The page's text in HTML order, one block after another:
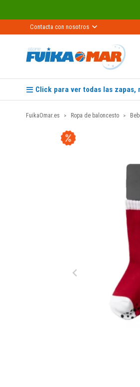
Contacta con nosotros
Click para ver todas las zapas,
FuikaOmar.es Ropa de baloncesto